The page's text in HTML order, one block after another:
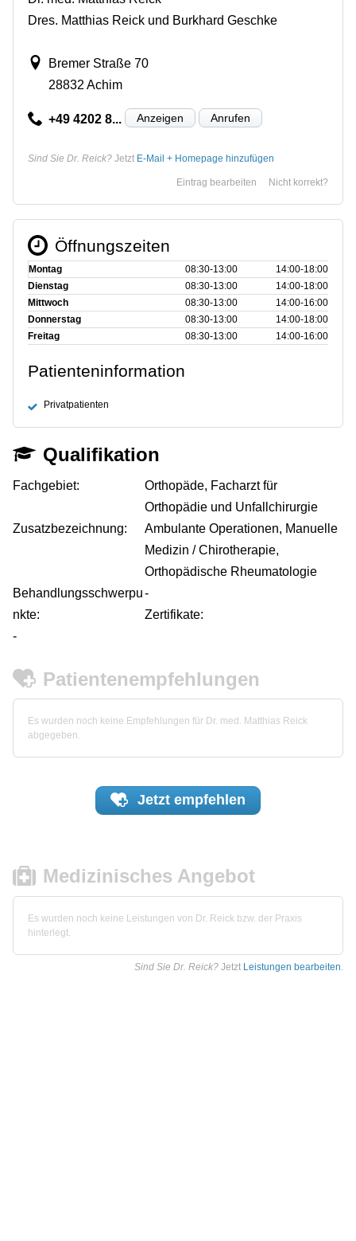
Dres. Matthias Reick und Burkhard Geschke
Bremer Straße 70
28832 Achim
+49 4202 8... Anzeigen Anrufen
Sind Sie Dr. Reick? Jetzt E-Mail + Homepage hinzufügen
Nicht korrekt?
Eintrag bearbeiten
Öffnungszeiten
Montag 08:30‑13:00
14:00‑18:00
Dienstag
08:30‑13:00
14:00‑18:00
Mittwoch
08:30‑13:00
14:00‑16:00
Donnerstag
08:30‑13:00
14:00‑18:00
Freitag
08:30‑13:00 14:00‑16:00
Patienteninformation
Privatpatienten
Qualifikation
Fachgebiet:
Orthopäde, Facharzt für
Orthopädie und Unfallchirurgie
Zusatzbezeichnung:
Ambulante Operationen, Manuelle
Medizin / Chirotherapie,
Orthopädische Rheumatologie
Behandlungsschwerpu
nkte:
-
Zertifikate:
-
Patientenempfehlungen
Es wurden noch keine Empfehlungen für Dr. med. Matthias Reick
abgegeben.
Jetzt empfehlen
Medizinisches Angebot
Es wurden noch keine Leistungen von Dr. Reick bzw. der Praxis
hinterlegt.
Sind Sie Dr. Reick? Jetzt Leistungen bearbeiten.